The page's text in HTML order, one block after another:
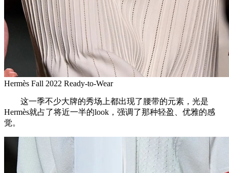
Hermès Fall 2022 Ready-to-Wear
这一季不少大牌的秀场上都出现了腰带的元素，光是
Hermès就占了将近一半的look，强调了那种轻盈、优雅的感
觉。